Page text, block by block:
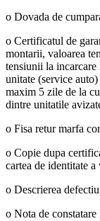
o Dovada de
o Certificatul de
montarii, valoarea
tensiunii la incarcare
unitate (service
maxim 5 zile de la
dintre unitatile
o Fisa retur marfa
o Copie dupa
cartea de identitate
o Descrierea
o Nota de